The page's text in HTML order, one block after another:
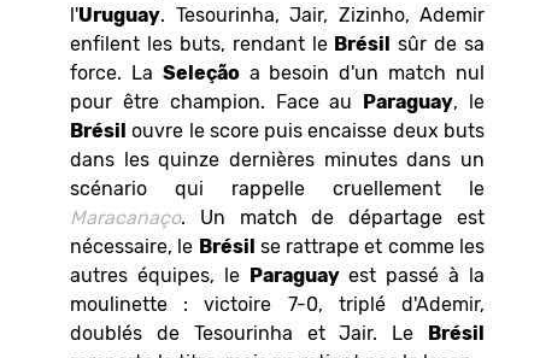
l'Uruguay. Tesourinha, Jair, Zizinho, Ademir
enfilent les buts, rendant le Brésil sûr de sa
force. La Seleçãoa besoin d'un match nul
pour être champion. Face au Paraguay, le
Brésil ouvre le score puis encaisse deux buts
dans les quinze dernières minutes dans un
scénario qui rappelle cruellement le
Maracanaço. Un match de départage est
nécessaire, le Brésil se rattrape et comme les
autres équipes, le Paraguayest passé à la
moulinette : victoire 7-0, triplé d'Ademir,
doublés de Tesourinha et Jair. Le Brésil